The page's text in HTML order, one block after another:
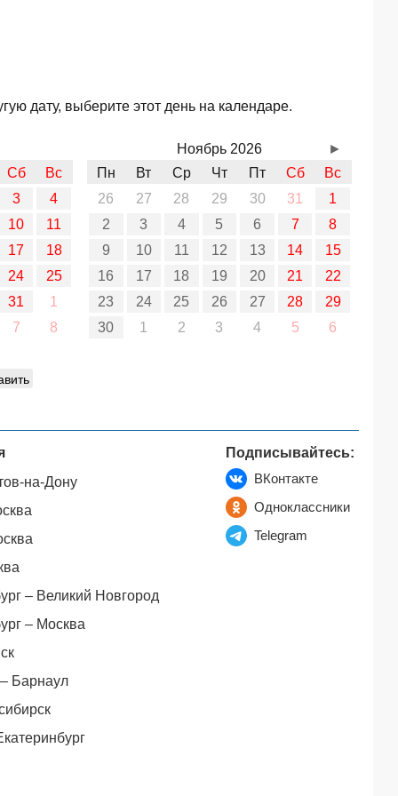
дату, выберите этот день на календаре.
Сб
Вс
3
4
10
11
17
18
24
25
31
1
7
8
Ноябрь 2026
Пн
Вт Ср Чт Пт Сб
Вс
26
27 28 29 30 31
1
2
3 4 5 6 7
8
9
10 11 12 13 14
15
16
17 18 19 20 21
22
23
24 25 26 27 28
29
30
1 2 3 4 5 6
►
на-Дону
– Великий Новгород
– Москва
Барнаул
Подписывайтесь:
ВКонтакте
Одноклассники
Telegram